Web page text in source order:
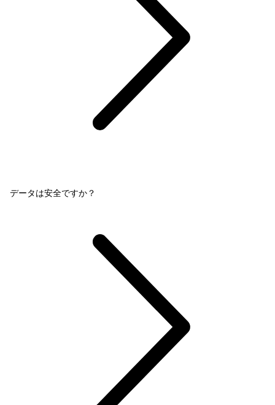
データは安全ですか？